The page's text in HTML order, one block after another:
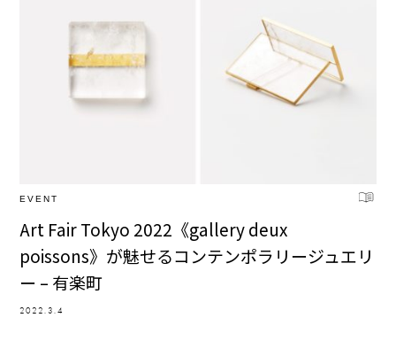
EVENT
Art Fair Tokyo 2022《gallery deux
poissons》が魅せるコンテンポラリージュエリ
ー – 有楽町
2022.3.4